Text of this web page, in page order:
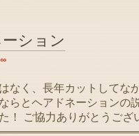
ション
∞
なく、長年カットしてな
らとヘアドネーションの
！ ご協力ありがとうござ